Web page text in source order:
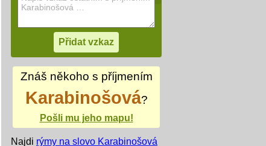
Znáš někoho s příjmením
Karabinošová?
Pošli mu jeho mapu!
Najdi rýmy na slovo Karabinošová